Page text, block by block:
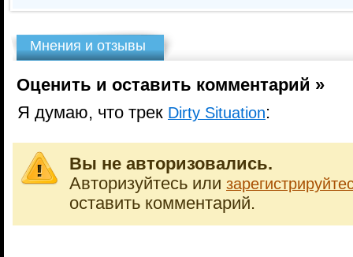
Мнения и отзывы
Оценить и оставить комментарий »
Я думаю, что трек Dirty Situation:
Вы не авторизовались.
Авторизуйтесь или
оставить комментарий.